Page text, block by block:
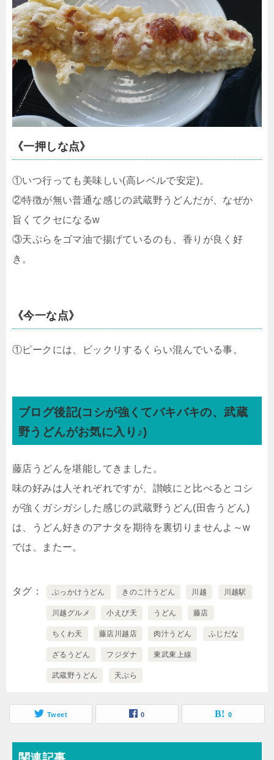
《一押しな点》
①いつ行っても美味しい(高レベルで安定)。
②特徴が無い普通な感じの武蔵野うどんだが、なぜか
旨くてクセになるw
③天ぷらをゴマ油で揚げているのも、香りが良く好
き。
《今一な点》
①ピークには、ビックリするくらい混んでいる事。
ブログ後記(コシが強くてバキバキの、武蔵
野うどんがお気に入り♪)
藤店うどんを堪能してきました。
味の好みは人それぞれですが、讃岐にと比べるとコシ
が強くガシガシした感じの武蔵野うどん(田舎うどん)
は、うどん好きのアナタを期待を裏切りませんよ～w
では、またー。
タグ ぶっかけうどん きのこ汁うどん 川越 川越駅
川越グルメ 小えび天 うどん 藤店
ちくわ天 藤店川越店 肉汁うどん ふじだな
ざるうどん フジダナ 東武東上線
武蔵野うどん 天ぷら
Tweet 0 0